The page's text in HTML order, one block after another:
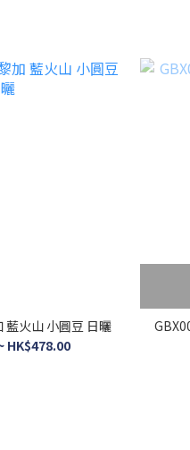
藍火山 小圓豆 日曬
HK$478.00